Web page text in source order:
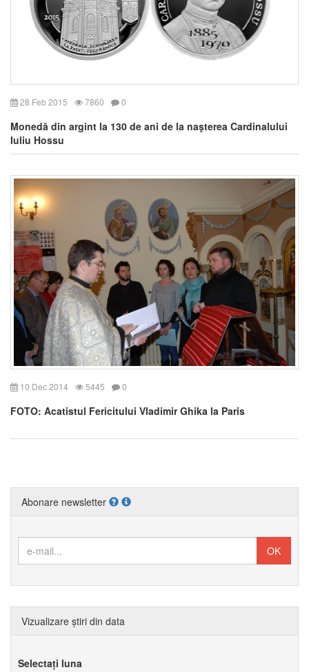
28 Feb 2015 7860 0
Monedă din argint la 130 de ani de la naşterea Cardinalului
Iuliu Hossu
10 Dec 2014 5445 0
FOTO: Acatistul Fericitului Vladimir Ghika la Paris
Abonare newsletter
Vizualizare știri din data
Selectați luna